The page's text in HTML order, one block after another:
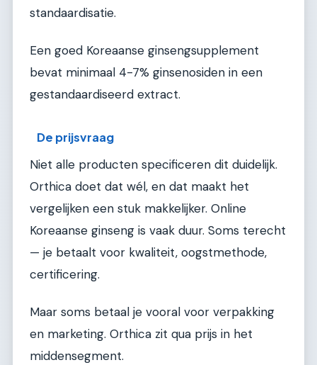
standaardisatie.
Een goed Koreaanse ginsengsupplement
bevat minimaal 4-7% ginsenosiden in een
gestandaardiseerd extract.
De prijsvraag
Niet alle producten specificeren dit duidelijk.
Orthica doet dat wél, en dat maakt het
vergelijken een stuk makkelijker. Online
Koreaanse ginseng is vaak duur. Soms terecht
— je betaalt voor kwaliteit, oogstmethode,
certificering.
Maar soms betaal je vooral voor verpakking
en marketing. Orthica zit qua prijs in het
middensegment.